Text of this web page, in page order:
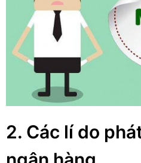
2. Các lí do